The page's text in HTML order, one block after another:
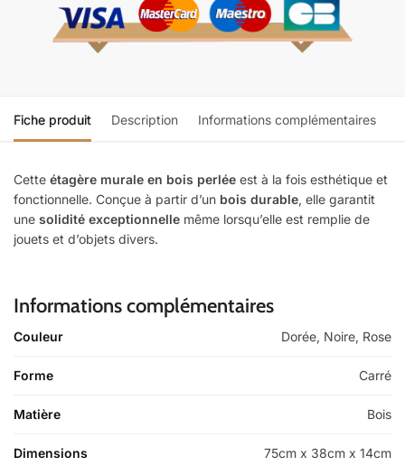
Fiche produit Description Informations complémentaires
Cette étagère murale en bois perlée est à la fois esthétique et
fonctionnelle. Conçue à partir d’un bois durable, elle garantit
une solidité exceptionnelle même lorsqu’elle est remplie de
jouets et d’objets divers.
Informations complémentaires
Couleur Dorée, Noire, Rose
Forme Carré
Matière Bois
Dimensions 75cm x 38cm x 14cm